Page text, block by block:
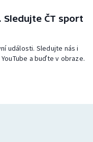
Sledujte ČT sport
události. Sledujte nás i
a buďte v obraze.